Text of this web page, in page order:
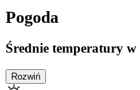
Pogoda
Średnie temperatury
Rozwiń